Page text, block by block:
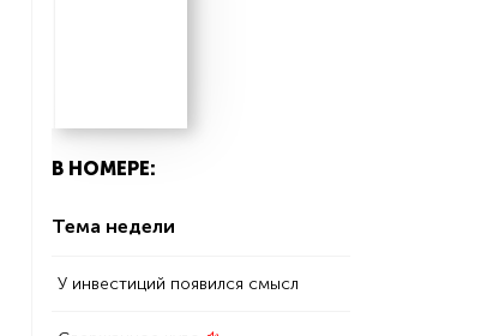
В НОМЕРЕ:
Тема недели
У инвестиций появился смысл